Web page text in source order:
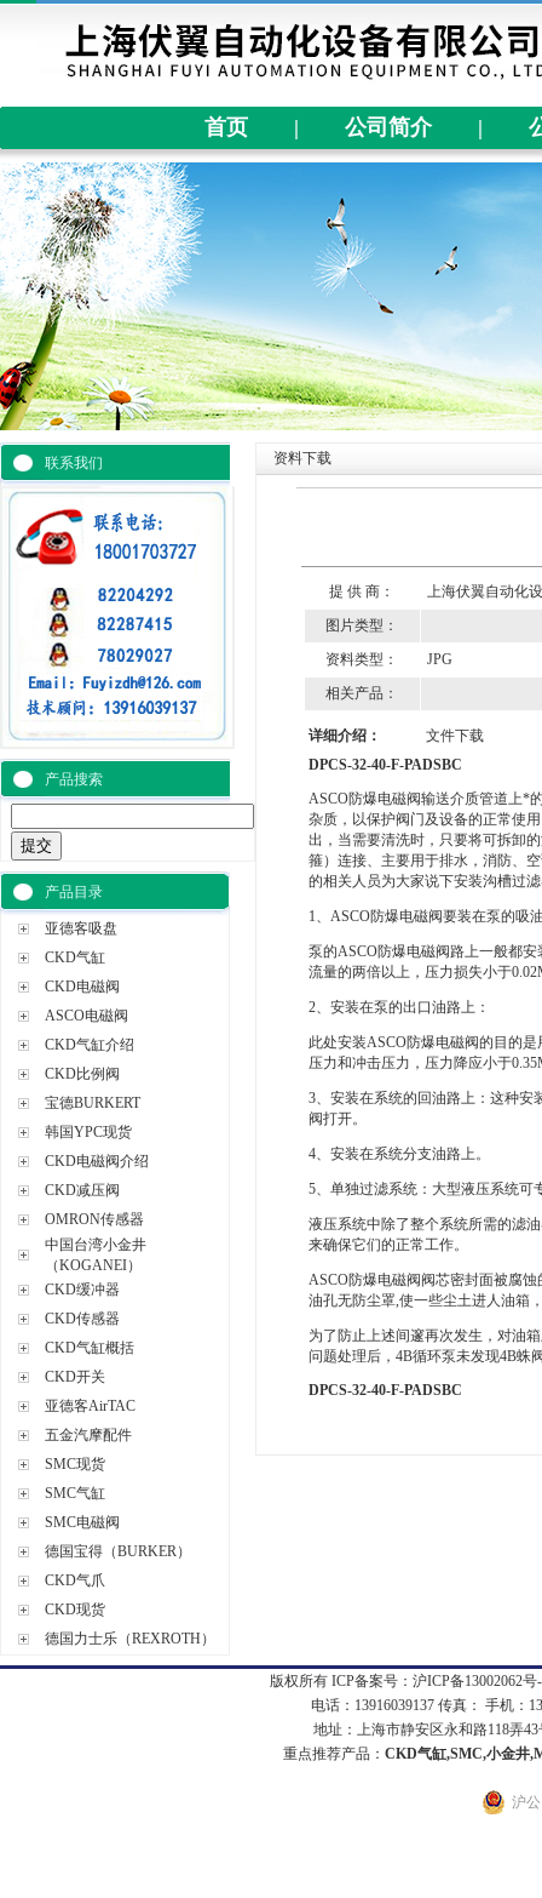
首页 | 公司简介 |
联系我们
产品搜索
产品目录
亚德客吸盘
CKD气缸
CKD电磁阀
ASCO电磁阀
CKD气缸介绍
CKD比例阀
宝德BURKERT
韩国YPC现货
CKD电磁阀介绍
CKD减压阀
OMRON传感器
中国台湾小金井
（KOGANEI）
CKD缓冲器
CKD传感器
CKD气缸概括
CKD开关
亚德客AirTAC
五金汽摩配件
SMC现货
SMC气缸
SMC电磁阀
德国宝得（BURKER）
CKD气爪
CKD现货
德国力士乐（REXROTH）
资料下载
提 供 商：
上海伏翼自动化
图片类型：
资料类型：
JPG
相关产品：
详细介绍：
文件下载
DPCS-32-40-F-PADSBC
ASCO防爆电磁阀输送介质管道上*
杂质，以保护阀门及设备的正常使
出，当需要清洗时，只要将可拆卸
箍）连接、主要用于排水，消防、
的相关人员为大家说下安装沟槽过
1、ASCO防爆电磁阀要装在泵的吸
泵的ASCO防爆电磁阀路上一般都
流量的两倍以上，压力损失小于
2、安装在泵的出口油路上：
此处安装ASCO防爆电磁阀的目的
压力和冲击压力，压力降应小于
3、安装在系统的回油路上：这种安
阀打开。
4、安装在系统分支油路上。
5、单独过滤系统：大型液压系统可
液压系统中除了整个系统所需的滤
来确保它们的正常工作。
ASCO防爆电磁阀阀芯密封面被腐
油孔无防尘罩,使一些尘土进人油箱
为了防止上述间邃再次发生，对油
问题处理后，4B循环泵未发现4B蛛
DPCS-32-40-F-PADSBC
版权所有 ICP备案号： 沪ICP备13002062号
电话：13916039137 传真： 手机：
地址：上海市静安区永和路118弄43
重点推荐产品： CKD气缸,SMC,小金井
沪公